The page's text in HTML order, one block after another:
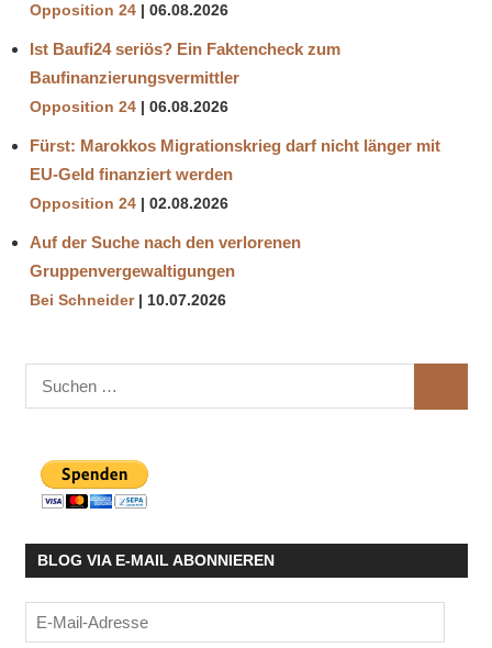
Opposition 24 06.08.2026
Ist Baufi24 seriös? Ein Faktencheck zum
Baufinanzierungsvermittler
Opposition 24 06.08.2026
Fürst: Marokkos Migrationskrieg darf nicht länger mit
EU-Geld finanziert werden
Opposition 24 02.08.2026
Auf der Suche nach den verlorenen
Gruppenvergewaltigungen
Bei Schneider 10.07.2026
Suchen
nach:
BLOG VIA E-MAIL ABONNIEREN
E-
Mail-